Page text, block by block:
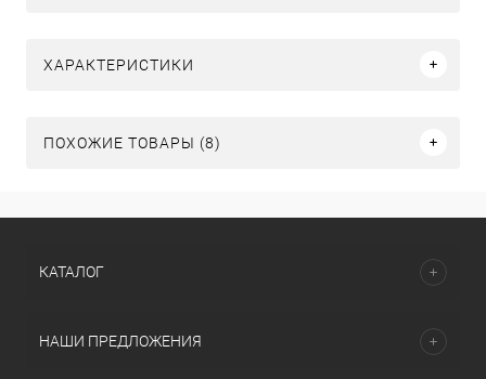
ХАРАКТЕРИСТИКИ
ПОХОЖИЕ ТОВАРЫ (8)
КАТАЛОГ
НАШИ ПРЕДЛОЖЕНИЯ